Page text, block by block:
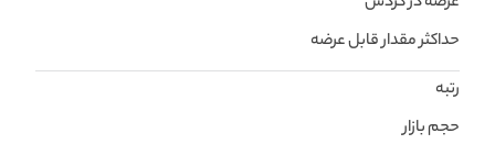
حداکثر مقدار قابل عرضه
رتبه
حجم بازار